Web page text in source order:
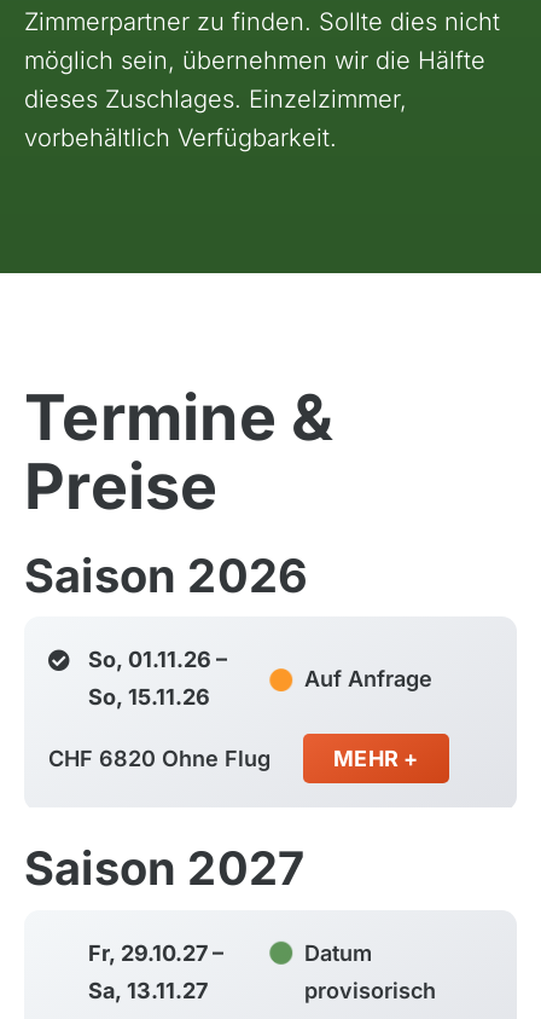
Zimmerpartner zu finden. Sollte dies nicht
möglich sein, übernehmen wir die Hälfte
dieses Zuschlages. Einzelzimmer,
vorbehältlich Verfügbarkeit.
Termine &
Preise
Saison 2026
So, 01.11.26 –
So, 15.11.26
Auf Anfrage
CHF 6820 Ohne Flug MEHR +
Saison 2027
Fr, 29.10.27 –
Sa, 13.11.27
Datum
provisorisch